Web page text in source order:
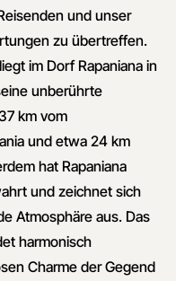
und unser
zu übertreffen.
im Dorf Rapaniana in
unberührte
km vom
und etwa 24 km
hat Rapaniana
und zeichnet sich
Atmosphäre aus. Das
harmonisch
Charme der Gegend